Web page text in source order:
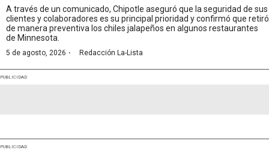
A través de un comunicado, Chipotle aseguró que la seguridad de sus
clientes y colaboradores es su principal prioridad y confirmó que retiró
de manera preventiva los chiles jalapeños en algunos restaurantes
de Minnesota.
5 de agosto, 2026 · Redacción La-Lista
PUBLICIDAD
PUBLICIDAD